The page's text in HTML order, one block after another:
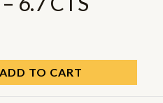
TO CART